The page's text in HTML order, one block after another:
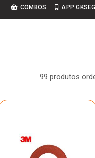
COMBOS APP GKSEG
99 produtos